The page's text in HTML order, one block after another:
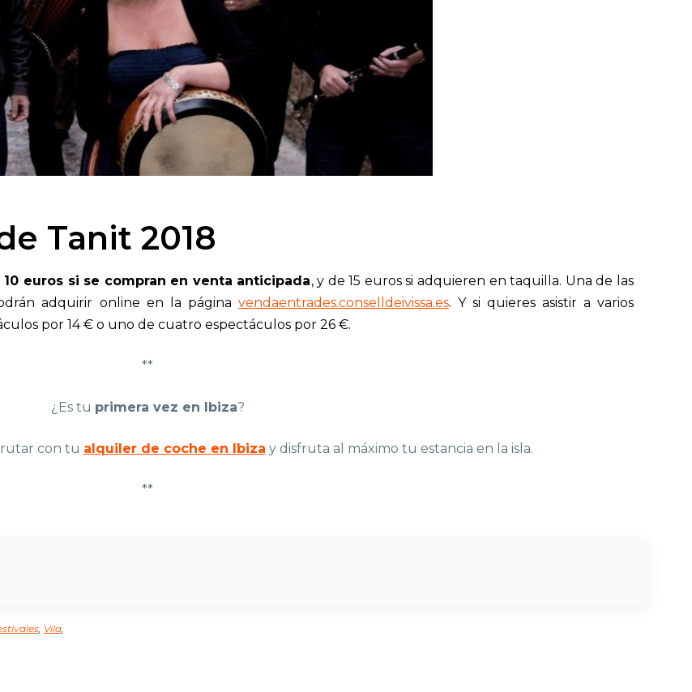
Tanit 2018
euros si se compran en venta anticipada, y de 15 euros si adquieren en taquilla. Una de las
adquirir online en la página vendaentrades.conselldeivissa.es. Y si quieres asistir a varios
por 14 € o uno de cuatro espectáculos por 26 €.
**
¿Es tu primera vez en Ibiza?
con tu alquiler de coche en Ibiza y disfruta al máximo tu estancia en la isla.
**
Vila